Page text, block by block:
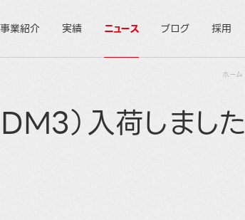
事業紹介 実績 ニュース ブログ 採用
ホーム
）入荷しました